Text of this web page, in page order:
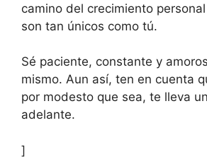
camino del crecimiento
son tan únicos como tú.
Sé paciente, constante y
mismo. Aun así, ten en cuenta
por modesto que sea, te lleva
adelante.
]